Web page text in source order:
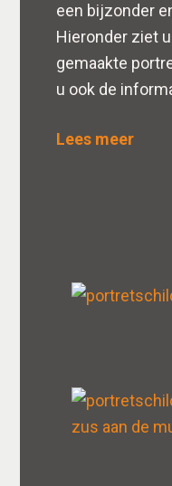
een bijzonder
Hieronder ziet
gemaakte
u ook de
Lees meer